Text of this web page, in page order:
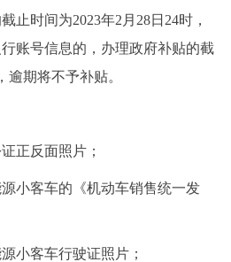
时间为2023年2月28日24时，
账号信息的，办理政府补贴的截
逾期将不予补贴。
反面照片；
客车的《机动车销售统一发
客车行驶证照片；